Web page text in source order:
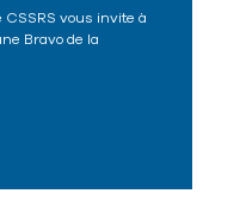
CSSRS vous invite à
Bravo de la